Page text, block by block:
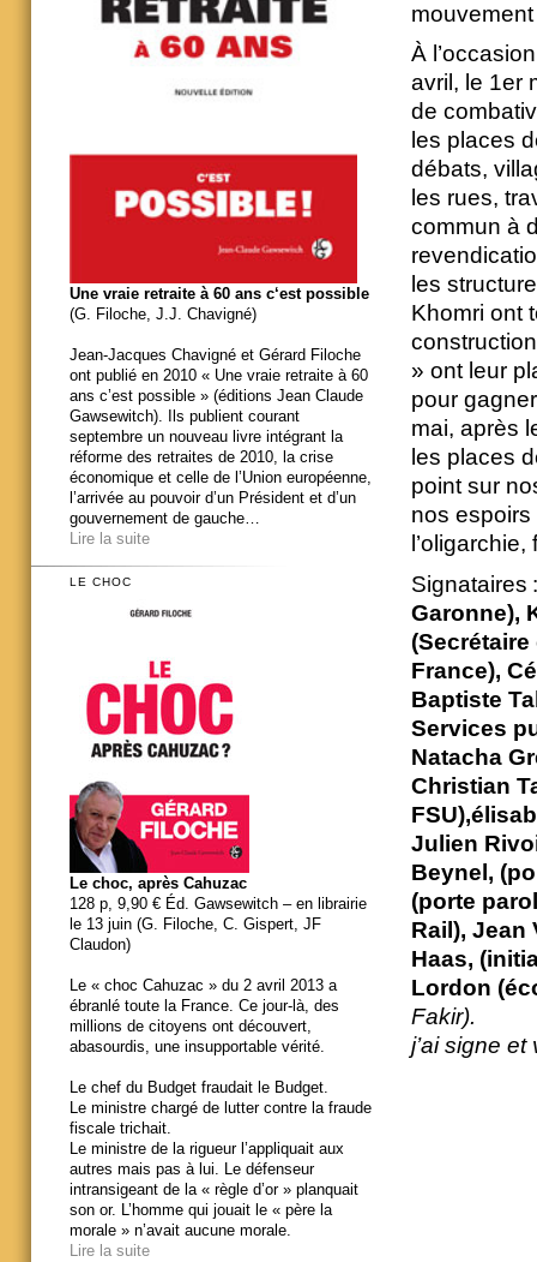
À
avril, le 1er
de
les places
débats,
les rues,
commun à
les
Khomri ont
» ont leur
pour
mai, après
les places
point sur
nos
Signataires
Garonne),
(Secrétaire
France),
Baptiste
Services
Natacha
Christian
Julien
Beynel,
(porte
Rail), Jean
Haas,
Lordon
Fakir).
j’ai signe
Une vraie retraite à 60 ans c‘est possible
(G. Filoche, J.J. Chavigné)
Jean-Jacques Chavigné et Gérard Filoche
ont publié en 2010 « Une vraie retraite à 60
ans c’est possible » (éditions Jean Claude
Gawsewitch). Ils publient courant
septembre un nouveau livre intégrant la
réforme des retraites de 2010, la crise
économique et celle de l’Union européenne,
l’arrivée au pouvoir d’un Président et d’un
gouvernement de gauche…
Lire la suite
LE CHOC
Le choc, après Cahuzac
128 p, 9,90 € Éd. Gawsewitch – en librairie
le 13 juin (G. Filoche, C. Gispert, JF
Claudon)
Le « choc Cahuzac » du 2 avril 2013 a
ébranlé toute la France. Ce jour-là, des
millions de citoyens ont découvert,
abasourdis, une insupportable vérité.
Le chef du Budget fraudait le Budget.
Le ministre chargé de lutter contre la fraude
fiscale trichait.
Le ministre de la rigueur l’appliquait aux
autres mais pas à lui. Le défenseur
intransigeant de la « règle d’or » planquait
son or. L’homme qui jouait le « père la
morale » n’avait aucune morale.
Lire la suite